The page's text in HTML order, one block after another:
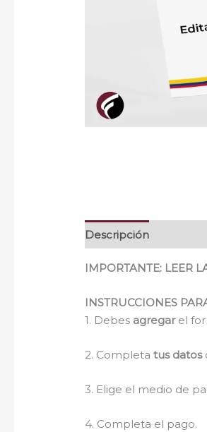
Descripción
IMPORTANTE: LEER
INSTRUCCIONES
1. Debes agregarel
2. Completatus datos
3. Elige el medio de
4. Completa el pago.